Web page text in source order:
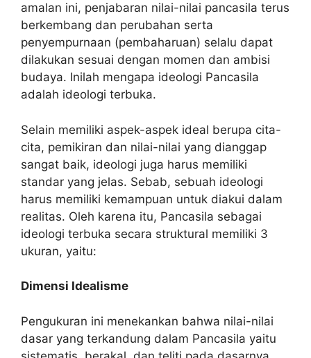
amalan ini, penjabaran nilai-nilai pancasila terus
berkembang dan perubahan serta
penyempurnaan (pembaharuan) selalu dapat
dilakukan sesuai dengan momen dan ambisi
budaya. Inilah mengapa ideologi Pancasila
adalah ideologi terbuka.
Selain memiliki aspek-aspek ideal berupa cita-
cita, pemikiran dan nilai-nilai yang dianggap
sangat baik, ideologi juga harus memiliki
standar yang jelas. Sebab, sebuah ideologi
harus memiliki kemampuan untuk diakui dalam
realitas. Oleh karena itu, Pancasila sebagai
ideologi terbuka secara struktural memiliki 3
ukuran, yaitu:
Dimensi Idealisme
Pengukuran ini menekankan bahwa nilai-nilai
dasar yang terkandung dalam Pancasila yaitu